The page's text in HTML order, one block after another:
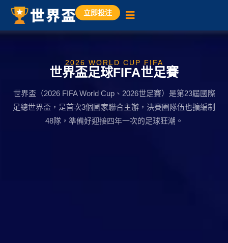
立即投注
2026 WORLD CUP FIFA
世界盃足球FIFA世足賽
世界盃（2026 FIFA World Cup、2026世足賽）是第23屆國際
足總世界盃，是首次3個國家聯合主辦，決賽圈隊伍也擴編制
48隊，準備好迎接四年一次的足球狂潮。